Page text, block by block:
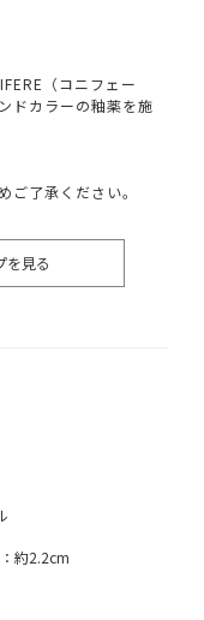
（コニフェー
ドカラーの釉薬を施
ご了承ください。
を見る
約2.2cm